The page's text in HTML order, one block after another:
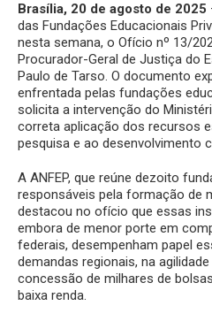
Brasília, 20 de agosto de 2025
das Fundações Educacionais
nesta semana, o Ofício nº 13/
Procurador-Geral de Justiça do
Paulo de Tarso. O documento
enfrentada pelas fundações
solicita a intervenção do
correta aplicação dos recursos
pesquisa e ao desenvolvimento
A ANFEP, que reúne dezoito
responsáveis pela formação de
destacou no ofício que essas
embora de menor porte em
federais, desempenham papel
demandas regionais, na
concessão de milhares de
baixa renda.